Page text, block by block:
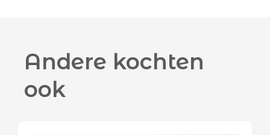
Andere kochten
ook